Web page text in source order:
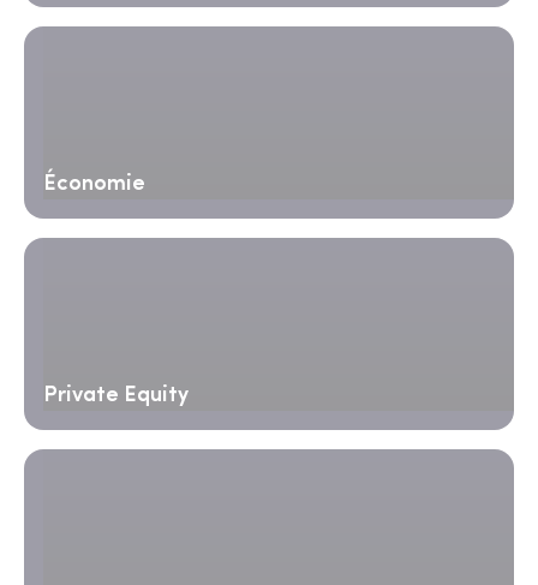
Économie
Private Equity